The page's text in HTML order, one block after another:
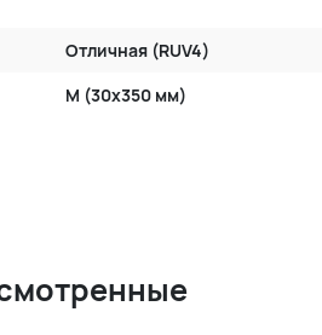
Отличная (RUV4)
M (30x350 мм)